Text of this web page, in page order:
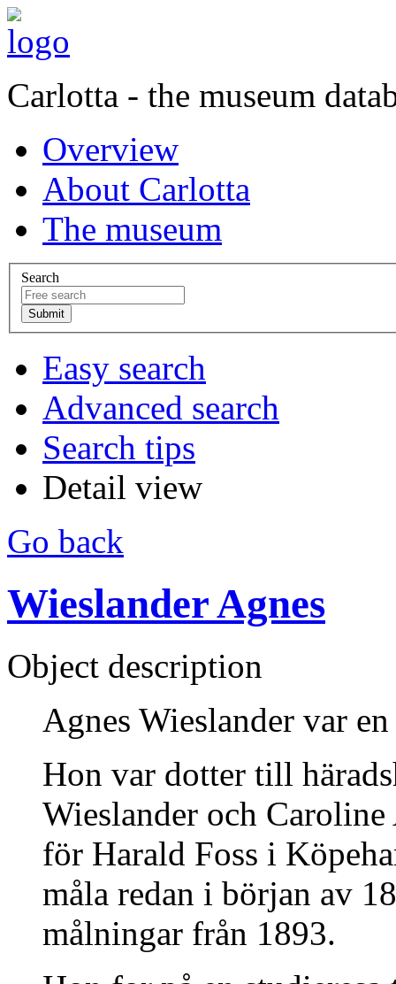
Carlotta - the museum
Overview
About Carlotta
The museum
Search
Easy search
Advanced search
Search tips
Detail view
Go back
Wieslander Agnes
Object description
Agnes Wieslander var
Hon var dotter till
Wieslander och
för Harald Foss i
måla redan i början av
målningar från 1893.